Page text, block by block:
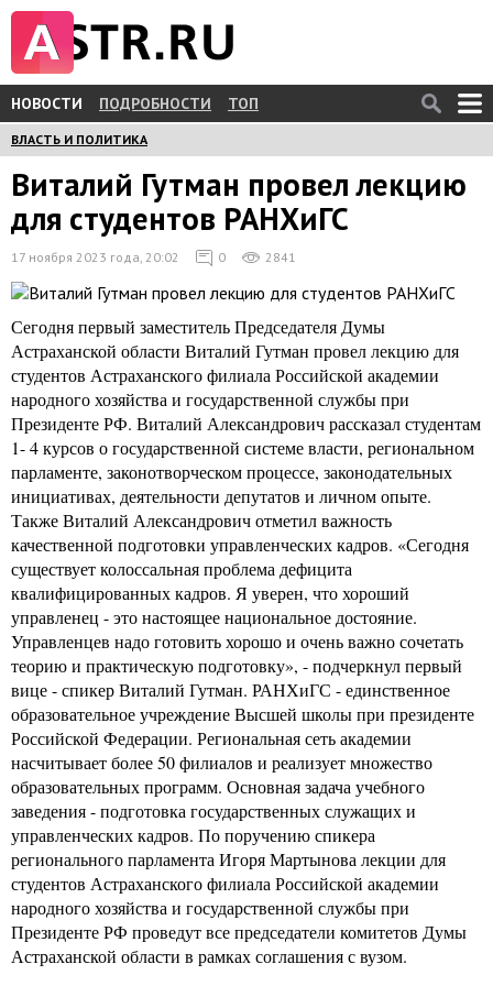
НОВОСТИ ПОДРОБНОСТИ ТОП
ВЛАСТЬ И ПОЛИТИКА
Виталий Гутман провел лекцию
для студентов РАНХиГС
17 ноября 2023 года, 20:02 0 2841
Сегодня первый заместитель Председателя Думы
Астраханской области Виталий Гутман провел лекцию для
студентов Астраханского филиала Российской академии
народного хозяйства и государственной службы при
Президенте РФ. Виталий Александрович рассказал студентам
1- 4 курсов о государственной системе власти, региональном
парламенте, законотворческом процессе, законодательных
инициативах, деятельности депутатов и личном опыте.
Также Виталий Александрович отметил важность
качественной подготовки управленческих кадров. «Сегодня
существует колоссальная проблема дефицита
квалифицированных кадров. Я уверен, что хороший
управленец - это настоящее национальное достояние.
Управленцев надо готовить хорошо и очень важно сочетать
теорию и практическую подготовку», - подчеркнул первый
вице - спикер Виталий Гутман. РАНХиГС - единственное
образовательное учреждение Высшей школы при президенте
Российской Федерации. Региональная сеть академии
насчитывает более 50 филиалов и реализует множество
образовательных программ. Основная задача учебного
заведения - подготовка государственных служащих и
управленческих кадров. По поручению спикера
регионального парламента Игоря Мартынова лекции для
студентов Астраханского филиала Российской академии
народного хозяйства и государственной службы при
Президенте РФ проведут все председатели комитетов Думы
Астраханской области в рамках соглашения с вузом.